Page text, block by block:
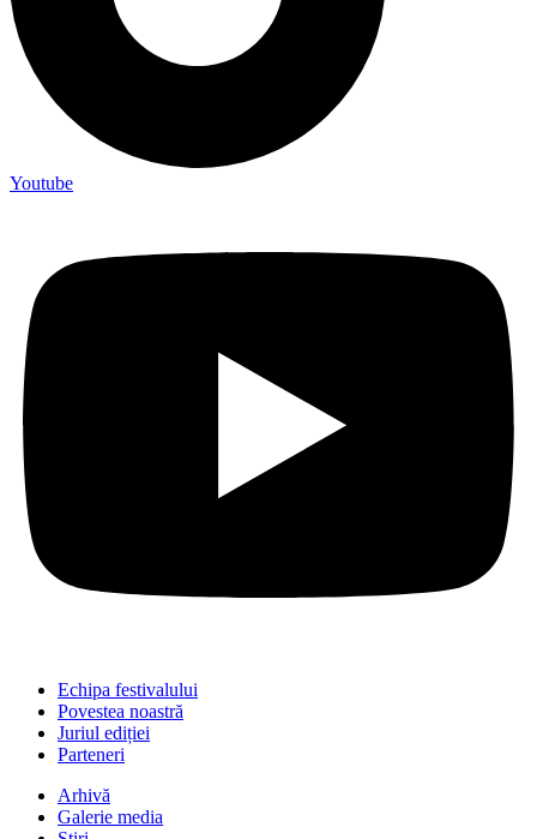
Youtube
Echipa festivalului
Povestea noastră
Juriul ediției
Parteneri
Arhivă
Galerie media